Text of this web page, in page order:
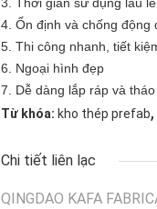
3. Thời gian sử dụng lâu
4. Ổn định và chống động
5. Thi công nhanh, tiết
6. Ngoại hình đẹp
7. Dễ dàng lắp ráp và
Từ khóa: kho thép prefab,
Chi tiết liên lạc
QINGDAO KAFA